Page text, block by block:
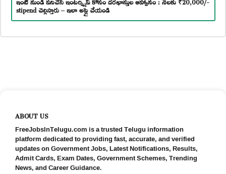
stipend చెల్లిస్తారు – ఇలా అప్లై చేయండి
ABOUT US
FreeJobsInTelugu.com is a trusted Telugu information
platform dedicated to providing fast, accurate, and verified
updates on Government Jobs, Latest Notifications, Results,
Admit Cards, Exam Dates, Government Schemes, Trending
News, and Career Guidance.